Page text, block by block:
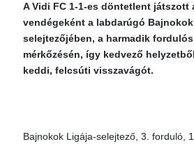
A Vidi FC 1-1-es döntetlent játszott
vendégeként a labdarúgó
selejtezőjében, a harmadik
mérkőzésén, így kedvező
keddi, felcsúti visszavágót.
Bajnokok Ligája-selejtező, 3. forduló,